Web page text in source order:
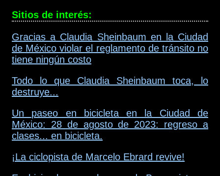
Sitios de interés:
Gracias a Claudia Sheinbaum en la Ciudad
de México violar el reglamento de tránsito no
tiene ningún costo
Todo lo que Claudia Sheinbaum toca, lo
destruye...
Un paseo en bicicleta en la Ciudad de
México: 28 de agosto de 2023: regreso a
clases... en bicicleta.
¡La ciclopista de Marcelo Ebrard revive!